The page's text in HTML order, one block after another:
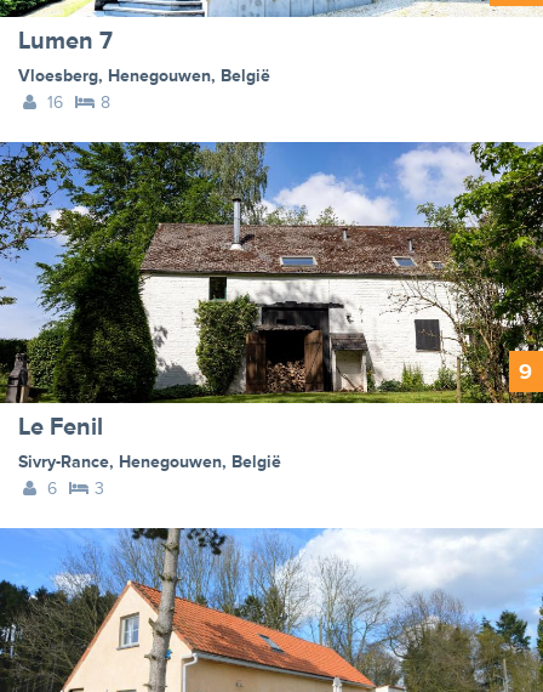
Lumen 7
Vloesberg, Henegouwen, België
16
8
9
Le Fenil
Sivry-Rance, Henegouwen, België
6
3